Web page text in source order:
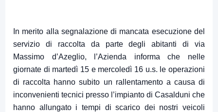
In merito alla segnalazione di mancata esecuzione del
servizio di raccolta da parte degli abitanti di via
Massimo d’Azeglio, l’Azienda informa che nelle
giornate di martedì 15 e mercoledì 16 u.s. le operazioni
di raccolta hanno subito un rallentamento a causa di
inconvenienti tecnici presso l’impianto di Casalduni che
hanno allungato i tempi di scarico dei nostri veicoli